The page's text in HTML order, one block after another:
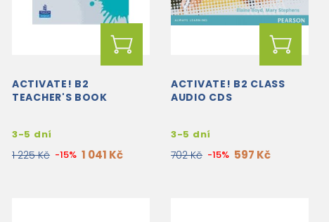
ACTIVATE! B2
TEACHER'S BOOK
3-5 dní
1 225 Kč -15% 1 041 Kč
ACTIVATE! B2 CLASS
AUDIO CDS
3-5 dní
702 Kč -15% 597 Kč